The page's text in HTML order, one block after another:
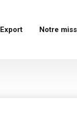
Export Notre